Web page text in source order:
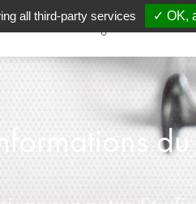
Munz
all third-party services ✓ OK,